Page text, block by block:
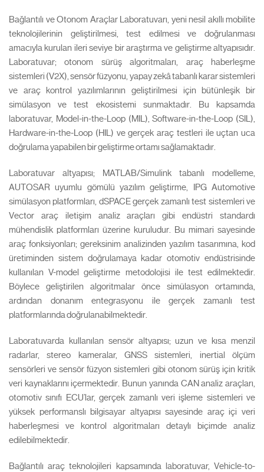
Bağlantılı ve Otonom Araçlar Laboratuvarı, yeni nesil akıllı mobilite
teknolojilerinin geliştirilmesi, test edilmesi ve doğrulanması
amacıyla kurulan ileri seviye bir araştırma ve geliştirme altyapısıdır.
Laboratuvar; otonom sürüş algoritmaları, araç haberleşme
sistemleri (V2X), sensör füzyonu, yapay zekâ tabanlı karar sistemleri
ve araç kontrol yazılımlarının geliştirilmesi için bütünleşik bir
simülasyon ve test ekosistemi sunmaktadır. Bu kapsamda
laboratuvar, Model-in-the-Loop (MIL), Software-in-the-Loop (SIL),
Hardware-in-the-Loop (HIL) ve gerçek araç testleri ile uçtan uca
doğrulama yapabilen bir geliştirme ortamı sağlamaktadır.
Laboratuvar altyapısı; MATLAB/Simulink tabanlı modelleme,
AUTOSAR uyumlu gömülü yazılım geliştirme, IPG Automotive
simülasyon platformları, dSPACE gerçek zamanlı test sistemleri ve
Vector araç iletişim analiz araçları gibi endüstri standardı
mühendislik platformları üzerine kuruludur. Bu mimari sayesinde
araç fonksiyonları; gereksinim analizinden yazılım tasarımına, kod
üretiminden sistem doğrulamaya kadar otomotiv endüstrisinde
kullanılan V-model geliştirme metodolojisi ile test edilmektedir.
Böylece geliştirilen algoritmalar önce simülasyon ortamında,
ardından donanım entegrasyonu ile gerçek zamanlı test
platformlarında doğrulanabilmektedir.
Laboratuvarda kullanılan sensör altyapısı; uzun ve kısa menzil
radarlar, stereo kameralar, GNSS sistemleri, inertial ölçüm
sensörleri ve sensör füzyon sistemleri gibi otonom sürüş için kritik
veri kaynaklarını içermektedir. Bunun yanında CAN analiz araçları,
otomotiv sınıfı ECU’lar, gerçek zamanlı veri işleme sistemleri ve
yüksek performanslı bilgisayar altyapısı sayesinde araç içi veri
haberleşmesi ve kontrol algoritmaları detaylı biçimde analiz
edilebilmektedir.
Bağlantılı araç teknolojileri kapsamında laboratuvar, Vehicle-to-